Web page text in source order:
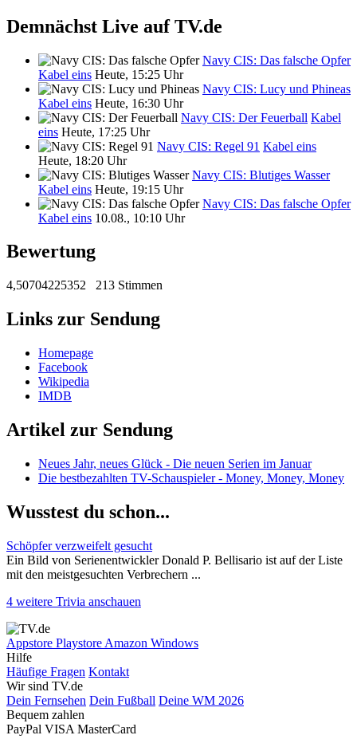
Demnächst Live auf TV.de
Navy CIS: Das falsche Opfer
Kabel eins Heute, 15:25 Uhr
Navy CIS: Lucy und Phineas
Kabel eins Heute, 16:30 Uhr
Navy CIS: Der Feuerball Kabel
eins Heute, 17:25 Uhr
Navy CIS: Regel 91 Kabel eins
Heute, 18:20 Uhr
Navy CIS: Blutiges Wasser
Kabel eins Heute, 19:15 Uhr
Navy CIS: Das falsche Opfer
Kabel eins 10.08., 10:10 Uhr
Bewertung
4,50704225352 213 Stimmen
Links zur Sendung
Homepage
Facebook
Wikipedia
IMDB
Artikel zur Sendung
Neues Jahr, neues Glück - Die neuen Serien im Januar
Die bestbezahlten TV-Schauspieler - Money, Money, Money
Wusstest du schon...
Schöpfer verzweifelt gesucht
Ein Bild von Serienentwickler Donald P. Bellisario ist auf der Liste
mit den meistgesuchten Verbrechern ...
4 weitere Trivia anschauen
Appstore Playstore Amazon Windows
Hilfe
Häufige Fragen Kontakt
Wir sind TV.de
Dein Fernsehen Dein Fußball Deine WM 2026
Bequem zahlen
PayPal VISA MasterCard